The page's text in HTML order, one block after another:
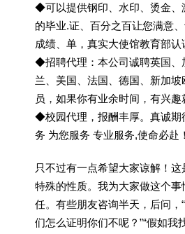
◆可以提供钢印、水印、烫金、
的毕业.证、百分之百让您满意
成绩、单，真实大使馆教育部认
◆招聘代理：本公司诚聘英国、
兰、美国、法国、德国、新加坡
员，如果你有业余时间，有兴趣
◆校园代理，报酬丰厚。真诚期
务 为您服务 专业服务,使命必赴！
只不过有一点希望大家谅解！
特殊的性质。我为大家做这个
任。有些朋友咨询半天，后问，
们怎么证明你们不呢？”“假如我